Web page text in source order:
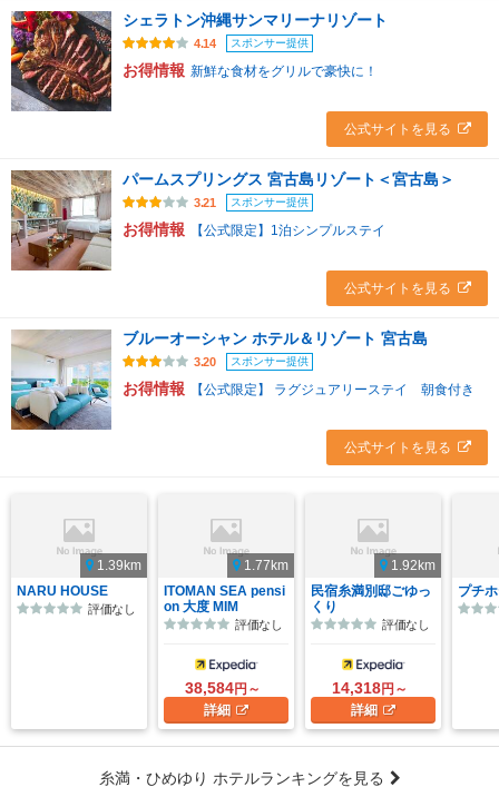
シェラトン沖縄サンマリーナリゾート
4.14 スポンサー提供
お得情報 新鮮な食材をグリルで豪快に！
公式サイトを見る
パームスプリングス 宮古島リゾート＜宮古島＞
3.21 スポンサー提供
お得情報 【公式限定】1泊シンプルステイ
公式サイトを見る
ブルーオーシャン ホテル＆リゾート 宮古島
3.20 スポンサー提供
お得情報 【公式限定】 ラグジュアリーステイ 朝食付き
公式サイトを見る
1.39km
NARU HOUSE
評価なし
1.77km
ITOMAN SEA pensi
on 大度 MIM
評価なし
38,584円～
詳細
1.92km
民宿糸満別邸ごゆっ
くり
評価なし
14,318円～
詳細
プチ
糸満・ひめゆり ホテルランキングを見る